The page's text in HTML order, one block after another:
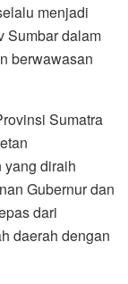
menjadi
Sumbar dalam
berwawasan
Sumatra
diraih
Gubernur dan
dari
daerah dengan